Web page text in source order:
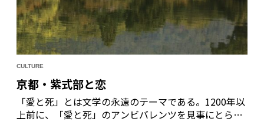
CULTURE
京都・紫式部と恋
「愛と死」とは文学の永遠のテーマである。1200年以
上前に、「愛と死」のアンビバレンツを見事にとら